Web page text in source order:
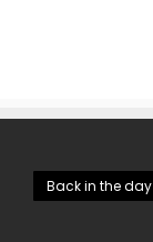
Back in the day